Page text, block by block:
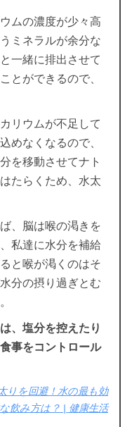
ムの濃度が少々高
ミネラルが余分な
一緒に排出させて
とができるので、
リウムが不足して
めなくなるので、
を移動させてナト
たらくため、水太
、脳は喉の渇きを
私達に水分を補給
と喉が渇くのはそ
分の摂り過ぎとむ
、塩分を控えたり
事をコントロール
りを回避！水の最も効
飲み方は？ | 健康生活